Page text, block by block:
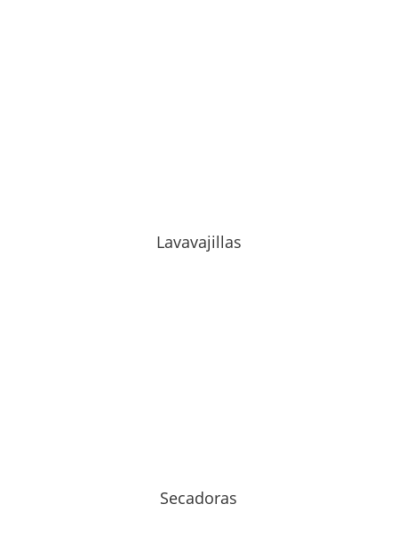
Lavavajillas
Secadoras